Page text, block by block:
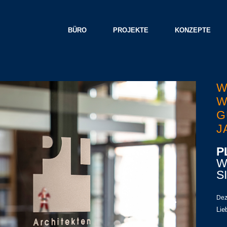
BÜRO PROJEKTE KONZEPTE